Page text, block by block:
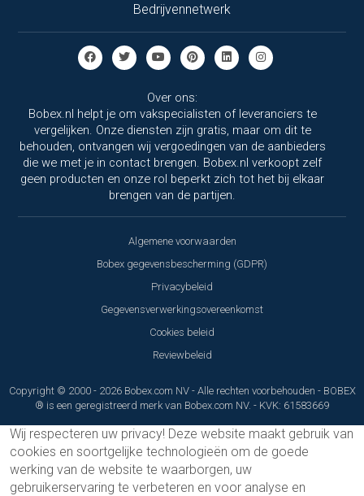
Bedrijvennetwerk
Over ons:
Bobex.nl helpt je om vakspecialisten of leveranciers te
vergelijken. Onze diensten zijn gratis, maar om dit te
behouden, ontvangen wij vergoedingen van de aanbieders
die we met je in contact brengen. Bobex.nl verkoopt zelf
geen producten en onze rol beperkt zich tot het bij elkaar
brengen van de partijen.
Algemene voorwaarden
Bobex gegevensbescherming (GDPR)
Privacybeleid
Gegevensverwerkingsovereenkomst
Cookies beleid
Reviewbeleid
Copyright © 2000 - 2026 Bobex.com NV - Alle rechten voorbehouden - BOBEX
® is een geregistreerd merk van Bobex.com NV. - KVK: 61583669
Wij respecteren uw privacy! Deze website maakt gebruik van
cookies en soortgelijke technologieën om de goede
werking van de website te waarborgen, uw
gebruikerservaring te verbeteren en voor analyse en